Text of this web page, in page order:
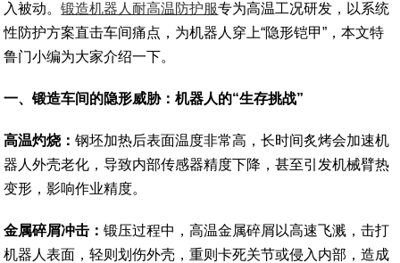
入被动。锻造机器人耐高温防护服专为高温工况研发，以系统
性防护方案直击车间痛点，为机器人穿上“隐形铠甲”，本文特
鲁门小编为大家介绍一下。
一、锻造车间的隐形威胁：机器人的“生存挑战”
高温灼烧：钢坯加热后表面温度非常高，长时间炙烤会加速机
器人外壳老化，导致内部传感器精度下降，甚至引发机械臂热
变形，影响作业精度。
金属碎屑冲击：锻压过程中，高温金属碎屑以高速飞溅，击打
机器人表面，轻则划伤外壳，重则卡死关节或侵入内部，造成